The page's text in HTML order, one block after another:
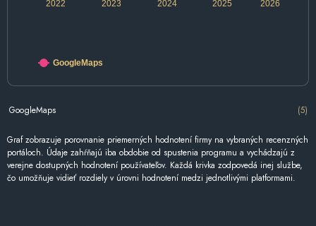
2022 2024 2026
2023 2025
GoogleMaps
GoogleMaps (5)
Graf zobrazuje porovnanie priemerných hodnotení firmy na vybraných recenzných
portáloch. Údaje zahŕňajú iba obdobie od spustenia programu a vychádzajú z
verejne dostupných hodnotení používateľov. Každá krivka zodpovedá inej službe,
čo umožňuje vidieť rozdiely v úrovni hodnotení medzi jednotlivými platformami.